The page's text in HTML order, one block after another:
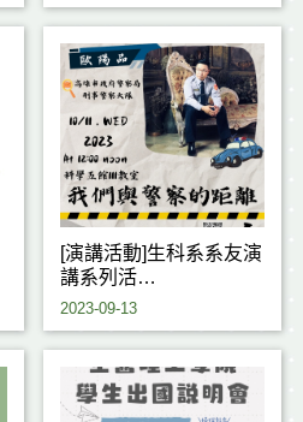
[演講活動]生科系系友演
講系列活
動-112/10/11(三) 12:00
2023-09-13